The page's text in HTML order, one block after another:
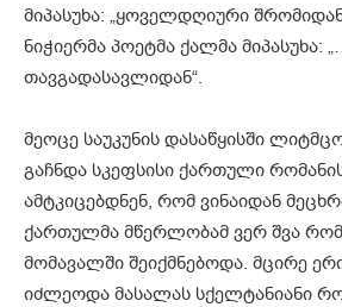
მიპასუხა: „ყოველდღიური
ნიჭიერმა პოეტმა ქალმა მიპასუხა:
თავგადასავლიდან“.
მეოცე საუკუნის დასაწყისში
გაჩნდა სკეფსისი ქართული
ამტკიცებდნენ, რომ ვინაიდან
ქართულმა მწერლობამ ვერ შვა
მომავალში შეიქმნებოდა. მცირე
იძლეოდა მასალას სქელტანიანი